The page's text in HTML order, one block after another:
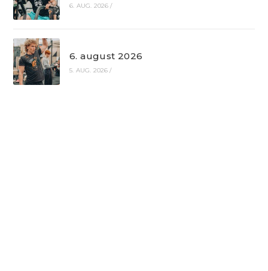
6. AUG. 2026 /
6. august 2026
5. AUG. 2026 /